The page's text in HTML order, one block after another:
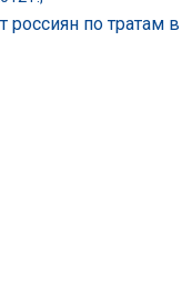
по тратам в